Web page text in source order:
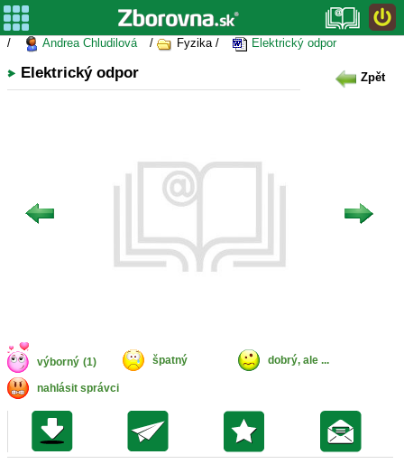
/ Andrea Chludilová / Fyzika / Elektrický odpor
Elektrický odpor Zpět
výborný (1) špatný dobrý, ale ...
nahlásit správci